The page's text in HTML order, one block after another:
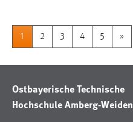
1 2 3 4 5 »
Ostbayerische Technische
Hochschule Amberg-Weiden